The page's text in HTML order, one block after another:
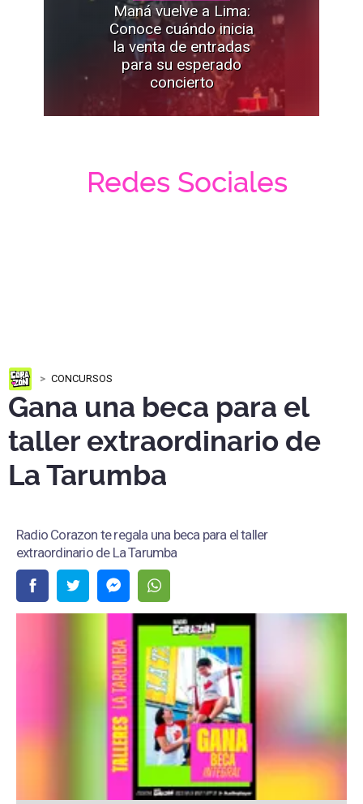
Maná vuelve a Lima:
Conoce cuándo inicia
la venta de entradas
para su esperado
concierto
Redes Sociales
CONCURSOS
Gana una beca para el
taller extraordinario de
La Tarumba
Radio Corazon te regala una beca para el taller
extraordinario de La Tarumba